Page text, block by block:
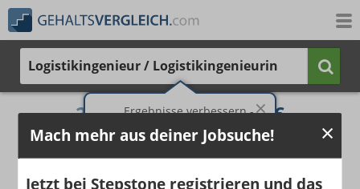
Ergebnisse verbessern -
jetzt Ort hinzufügen!
Logistikingenieur / Logistikingenieurin
2.984 € 5.143 €
25% 50%
Bruttogehalt bei 40 Wochenstunden.
pro Jahr pro Monat
Mach mehr aus deiner Jobsuche!
Jetzt bei Stepstone registrieren und das